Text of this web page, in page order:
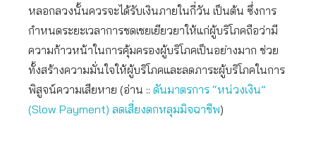
หลอกลวงนั้นควรจะได้รับเงินภายในกี่วัน เป็นต้น ซึ่งการ
กำหนดระยะเวลาการชดเชยเยียวยาให้แก่ผู้บริโภคถือว่ามี
ความก้าวหน้าในการคุ้มครองผู้บริโภคเป็นอย่างมาก ช่วย
ทั้งสร้างความมั่นใจให้ผู้บริโภคและลดภาระผู้บริโภคในการ
พิสูจน์ความเสียหาย (อ่าน :: ดันมาตรการ “หน่วงเงิน”
(Slow Payment) ลดเสี่ยงตกหลุมมิจฉาชีพ)